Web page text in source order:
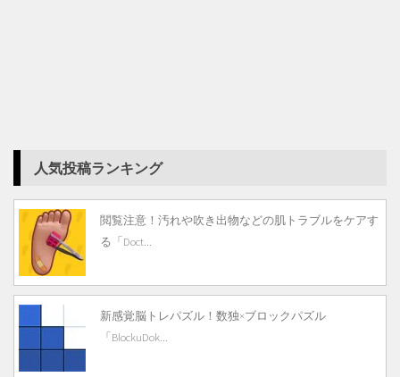
人気投稿ランキング
閲覧注意！汚れや吹き出物などの肌トラブルをケアす
る「Doct...
新感覚脳トレパズル！数独×ブロックパズル
「BlockuDok...